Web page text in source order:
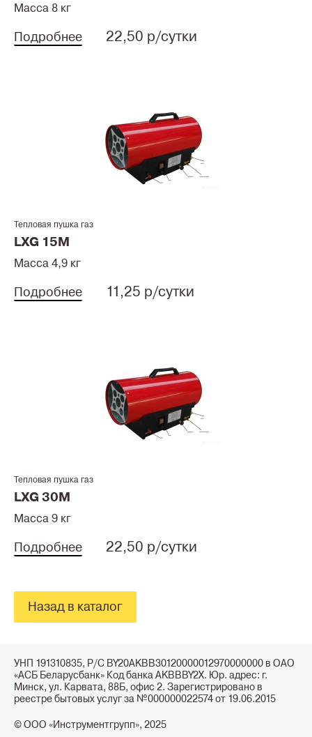
Масса 8 кг
Подробнее 22,50 р/сутки
Тепловая пушка газ
LXG 15M
Масса 4,9 кг
Подробнее 11,25 р/сутки
Тепловая пушка газ
LXG 30M
Масса 9 кг
Подробнее 22,50 р/сутки
Назад в каталог
УНП 191310835, Р/С BY20AKBB30120000012970000000 в ОАО
«АСБ Беларусбанк» Код банка AKBBBY2X. Юр. адрес: г.
Минск, ул. Карвата, 88Б, офис 2. Зарегистрировано в
реестре бытовых услуг за №000000022574 от 19.06.2015
© ООО «Инструментгрупп», 2025